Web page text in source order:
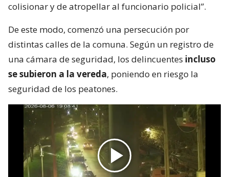
colisionar y de atropellar al funcionario policial”.
De este modo, comenzó una persecución por
distintas calles de la comuna. Según un registro de
una cámara de seguridad, los delincuentes incluso
se subieron a la vereda, poniendo en riesgo la
seguridad de los peatones.